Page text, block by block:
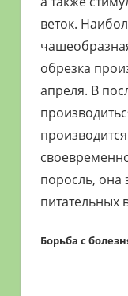
веток.
обрезка
апреля. В
поросль, она
питательных
Борьба с